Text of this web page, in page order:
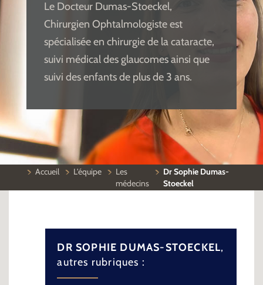
Le Docteur Dumas-Stoeckel,
Chirurgien Ophtalmologiste est
spécialisée en chirurgie de la cataracte,
suivi médical des glaucomes ainsi que
suivi des enfants de plus de 3 ans.
Accueil L'équipe
Les
médecins
Dr Sophie Dumas-
Stoeckel
DR SOPHIE DUMAS-STOECKEL,
autres rubriques :